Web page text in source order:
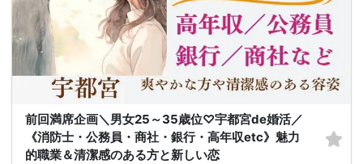
前回満席企画＼男女25～35歳位♡宇都宮de婚活／
《消防士・公務員・商社・銀行・高年収etc》魅力
的職業＆清潔感のある方と新しい恋